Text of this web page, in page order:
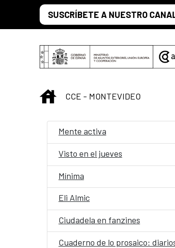
Saltar al contenido principal
SUSCRÍBETE A NUESTRO
INICIO
CCE - MONTEVIDEO
Mente activa
Visto en el jueves
Mínima
Eli Almic
Ciudadela en fanzines
Cuaderno de lo prosaico: